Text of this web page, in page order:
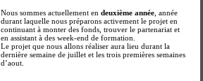
Nous sommes actuellement endeuxième année , année
durant laquelle nous préparons activement le projet en
continuant à monter des fonds, trouver le partenariat et
en assistant à des week-end de formation.
Le projet que nous allons réaliser aura lieu durant la
dernière semaine de juillet et les trois premières semaines
d’aout.